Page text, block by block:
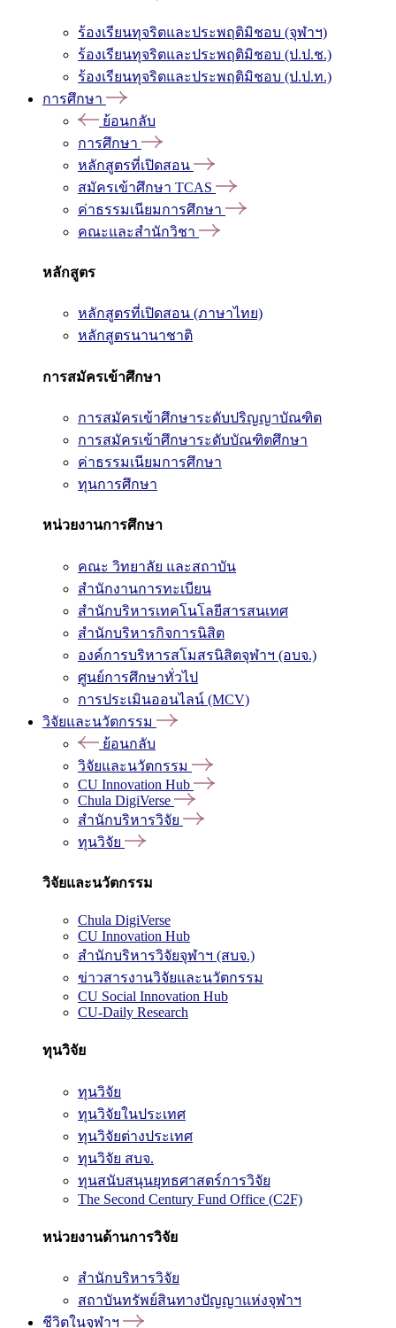
ร้องเรียนทุจริตและประพฤติมิชอบ (จุฬาฯ)
ร้องเรียนทุจริตและประพฤติมิชอบ (ป.ป.ช.)
ร้องเรียนทุจริตและประพฤติมิชอบ (ป.ป.ท.)
การศึกษา
ย้อนกลับ
การศึกษา
หลักสูตรที่เปิดสอน
สมัครเข้าศึกษา TCAS
ค่าธรรมเนียมการศึกษา
คณะและสำนักวิชา
หลักสูตร
หลักสูตรที่เปิดสอน (ภาษาไทย)
หลักสูตรนานาชาติ
การสมัครเข้าศึกษา
การสมัครเข้าศึกษาระดับปริญญาบัณฑิต
การสมัครเข้าศึกษาระดับบัณฑิตศึกษา
ค่าธรรมเนียมการศึกษา
ทุนการศึกษา
หน่วยงานการศึกษา
คณะ วิทยาลัย และสถาบัน
สำนักงานการทะเบียน
สำนักบริหารเทคโนโลยีสารสนเทศ
สำนักบริหารกิจการนิสิต
องค์การบริหารสโมสรนิสิตจุฬาฯ (อบจ.)
ศูนย์การศึกษาทั่วไป
การประเมินออนไลน์ (MCV)
วิจัยและนวัตกรรม
ย้อนกลับ
วิจัยและนวัตกรรม
CU Innovation Hub
Chula DigiVerse
สำนักบริหารวิจัย
ทุนวิจัย
วิจัยและนวัตกรรม
Chula DigiVerse
CU Innovation Hub
สำนักบริหารวิจัยจุฬาฯ (สบจ.)
ข่าวสารงานวิจัยและนวัตกรรม
CU Social Innovation Hub
CU-Daily Research
ทุนวิจัย
ทุนวิจัย
ทุนวิจัยในประเทศ
ทุนวิจัยต่างประเทศ
ทุนวิจัย สบจ.
ทุนสนับสนุนยุทธศาสตร์การวิจัย
The Second Century Fund Office (C2F)
หน่วยงานด้านการวิจัย
สำนักบริหารวิจัย
สถาบันทรัพย์สินทางปัญญาแห่งจุฬาฯ
ชีวิตในจุฬาฯ